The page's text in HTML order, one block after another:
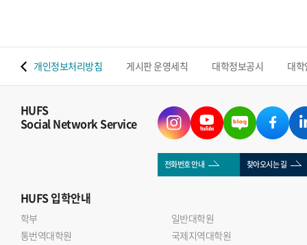
개인정보처리방침 게시판 운영세칙 대학정보공시 대
HUFS
Social Network Service
전화번호 안내 찾아오시는 길
HUFS입학안내
학부
일반대학원
통번역대학원
국제지역대학원